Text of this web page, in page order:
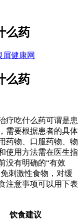
么药
屑健康网
么药
疗吃什么药可谓是患
需要根据患者的具体
药物、口服药物、物
使用方法需在医生指
没有明确的“有效
刺激性食物，对缓
注意事项可以用下表
饮食建议